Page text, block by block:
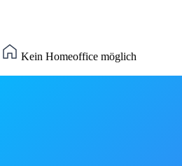
Kein Homeoffice möglich